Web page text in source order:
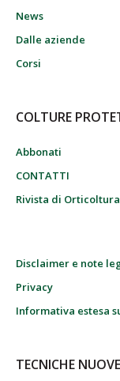
News
Dalle aziende
Corsi
COLTURE
Abbonati
CONTATTI
Rivista di
Disclaimer e note
Privacy
Informativa estesa
TECNICHE NUOVE